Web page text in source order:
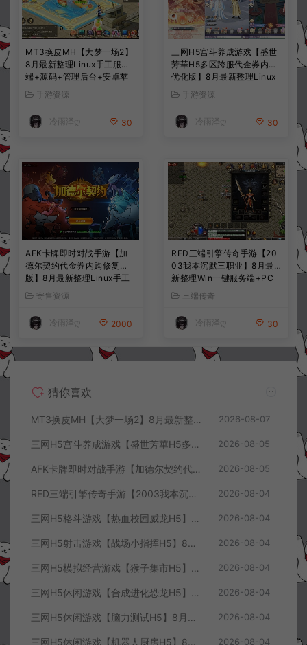
MT3换皮MH【大梦一场2】
8月最新整理Linux手工服务
端+源码+管理后台+安卓苹
果双端+详细搭建教程+视频
教程
手游资源
冷雨泽ღ 30
三网H5宫斗养成游戏【盛世
芳華H5多区跨服代金券内购
优化版】8月最新整理Linux
手工服务端+CDK授权后台
+全资源安卓+详细搭建教程
+视频教程
手游资源
冷雨泽ღ 30
AFK卡牌即时对战手游【加
德尔契约代金券内购修复
版】8月最新整理Linux手工
服务端+前后端全套源码+CD
K授权后台+安卓苹果双端
+详细搭建教程+视频教程
寄售资源
冷雨泽ღ 2000
RED三端引擎传奇手游【20
03我本沉默三职业】8月最
新整理Win一键服务端+PC
安卓+详细搭建教程
三端传奇
冷雨泽ღ 30
猜你喜欢
MT3换皮MH【大梦一场2】8月最新整理Linux手工服务端+源码+管理后台+安卓苹果双端+详细搭建教程+视频教程 2026-08-07
三网H5宫斗养成游戏【盛世芳華H5多区跨服代金券内购优化版】8月最新整理Linux手工服务端+CDK授权后台+全资源安卓+详细搭建教程+视频教程 2026-08-05
AFK卡牌即时对战手游【加德尔契约代金券内购修复版】8月最新整理Linux手工服务端+前后端全套源码+CDK授权后台+安卓苹果双端+详细搭建教程+视频教程 2026-08-05
RED三端引擎传奇手游【2003我本沉默三职业】8月最新整理Win一键服务端+PC安卓+详细搭建教程 2026-08-04
三网H5格斗游戏【热血校园威龙H5】8月最新整理Linux手工服务端+Win一键服务端+解压即玩+简易安卓客户端+详细搭建教程 2026-08-04
三网H5射击游戏【战场小指挥H5】8月最新整理Linux手工服务端+Win一键服务端+解压即玩+简易安卓客户端+详细搭建教程 2026-08-04
三网H5模拟经营游戏【猴子集市H5】8月最新整理Linux手工服务端+Win一键服务端+解压即玩+简易安卓客户端+详细搭建教程 2026-08-04
三网H5休闲游戏【合成进化恐龙H5】8月最新整理Linux手工服务端+Win一键服务端+解压即玩+简易安卓客户端+详细搭建教程 2026-08-04
三网H5休闲游戏【脑力测试H5】8月最新整理Linux手工服务端+Win一键服务端+解压即玩+简易安卓客户端+详细搭建教程 2026-08-04
三网H5休闲游戏【机器人厨房H5】8月最新整理Linux手工服务端+Win一键服务端+解压即玩+简易安卓客户端+详细搭建教程 2026-08-04